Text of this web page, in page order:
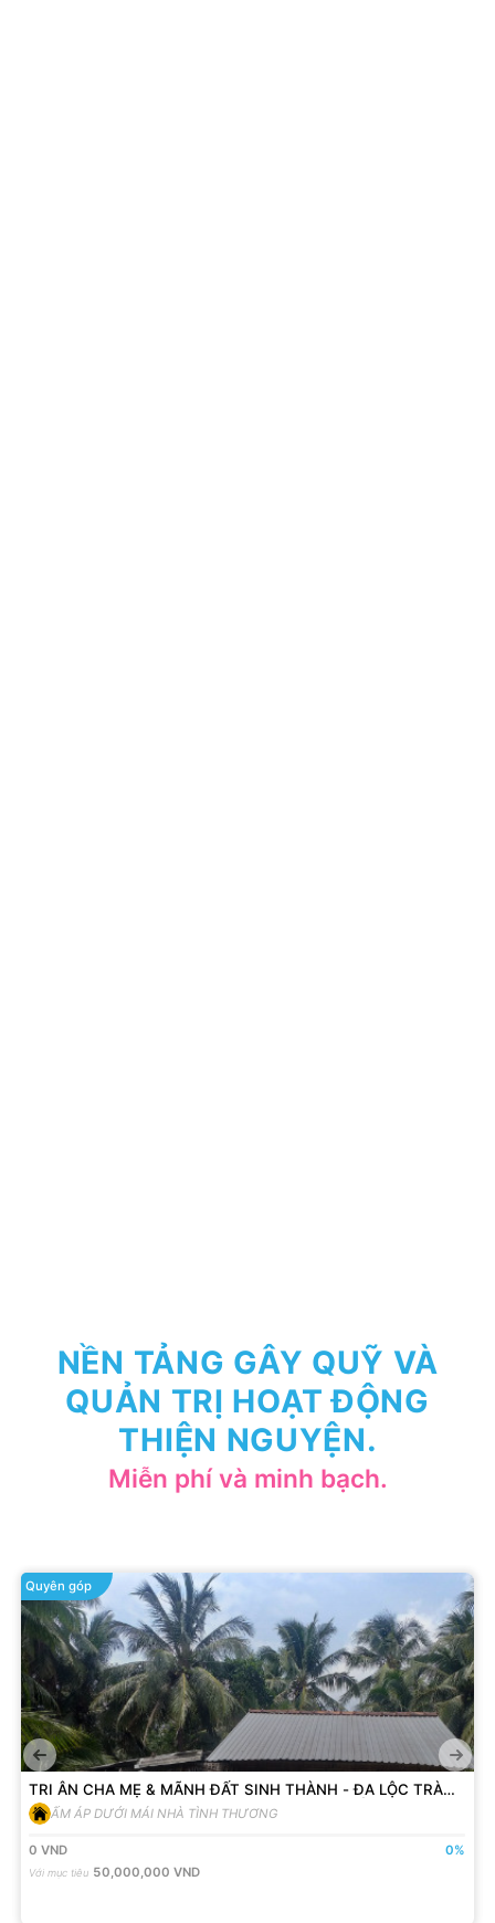
NỀN TẢNG GÂY QUỸ VÀ
QUẢN TRỊ HOẠT ĐỘNG
THIỆN NGUYỆN.
Miễn phí và minh bạch.
Quyên góp
TRI ÂN CHA MẸ & MÃNH ĐẤT SINH THÀNH - ĐA LỘC TRÀ
VINH - KÊU GỌI NHÀ TÌNH THƯƠNG 01 - DÌ BẺO
ẤM ÁP DƯỚI MÁI NHÀ TÌNH THƯƠNG
0 VND 0%
Với mục tiêu 50,000,000 VND